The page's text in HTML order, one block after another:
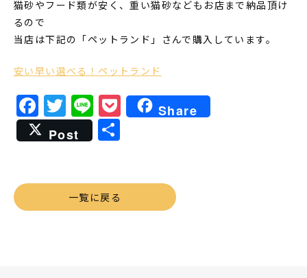
猫砂やフード類が安く、重い猫砂などもお店まで納品頂け
るので
当店は下記の「ペットランド」さんで購入しています。
安い早い選べる！ペットランド
Facebook
Twitter
LinePocket
Share
Post
共
一覧に戻る